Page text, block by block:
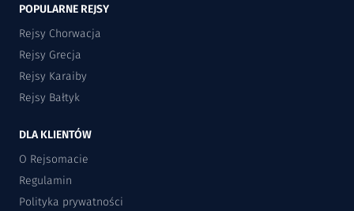
POPULARNE REJSY
Rejsy Chorwacja
Rejsy Grecja
Rejsy Karaiby
Rejsy Bałtyk
DLA KLIENTÓW
O Rejsomacie
Regulamin
Polityka prywatności